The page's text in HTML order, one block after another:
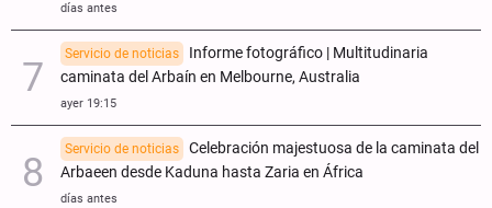
días antes
Servicio de noticias
Informe fotográfico | Multitudinaria
caminata del Arbaín en Melbourne, Australia
ayer 19:15
Servicio de noticias
Celebración majestuosa de la caminata del
Arbaeen desde Kaduna hasta Zaria en África
días antes